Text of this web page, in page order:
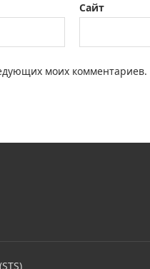
Сайт
моих комментариев.